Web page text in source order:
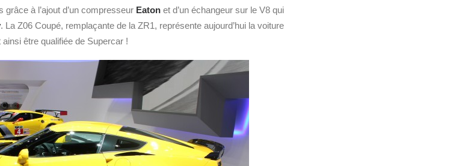
à l’ajout d’un compresseur Eaton et d’un échangeur sur le V8 qui
. La Z06 Coupé, remplaçante de la ZR1, représente aujourd’hui la voiture
être qualifiée de Supercar !